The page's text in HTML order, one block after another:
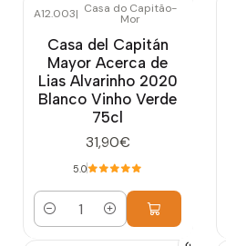
A12.003| Casa do Capitão-
Mor
Casa del Capitán
Mayor Acerca de
Lias Alvarinho 2020
Blanco Vinho Verde
75cl
31,90€
5.0
Cantidad